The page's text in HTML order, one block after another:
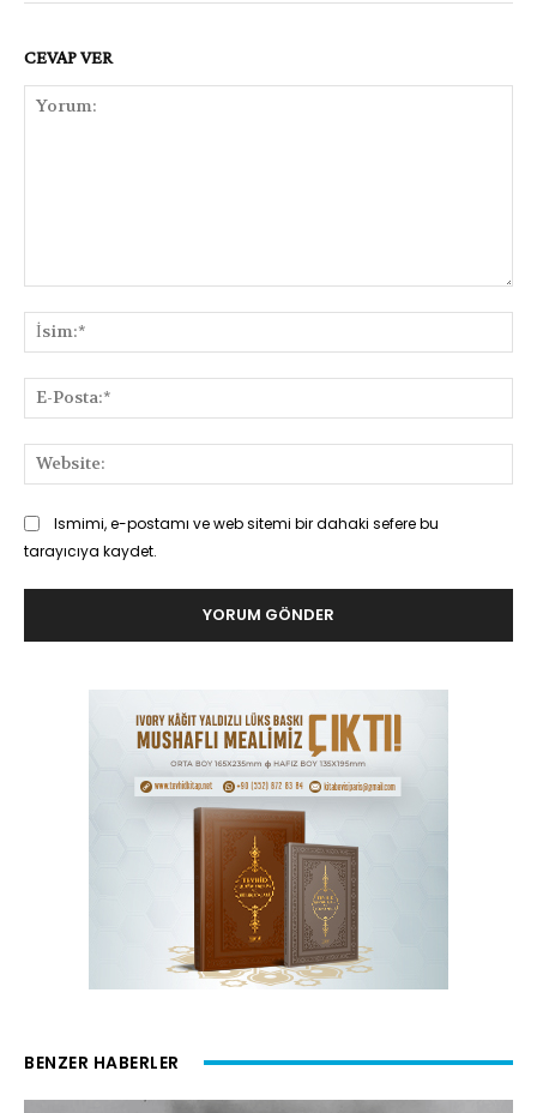
CEVAP VER
Ismimi, e-postamı ve web sitemi bir dahaki sefere bu
tarayıcıya kaydet.
BENZER HABERLER